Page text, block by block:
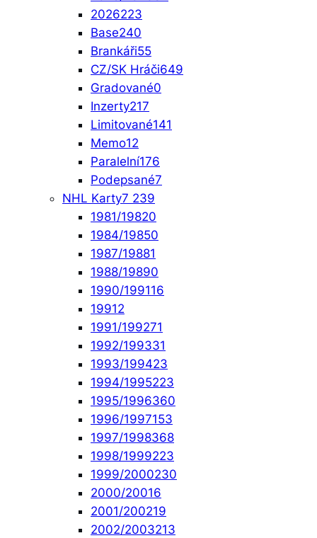
2026223
Base240
Brankáři55
CZ/SK Hráči649
Gradované0
Inzerty217
Limitované141
Memo12
Paralelní176
Podepsané7
NHL Karty7 239
1981/19820
1984/19850
1987/19881
1988/19890
1990/199116
19912
1991/199271
1992/199331
1993/199423
1994/1995223
1995/1996360
1996/1997153
1997/1998368
1998/1999223
1999/2000230
2000/20016
2001/200219
2002/2003213